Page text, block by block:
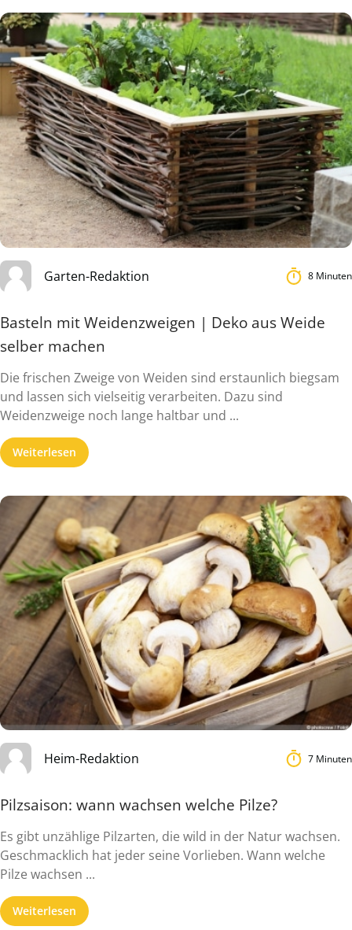
Garten-Redaktion 8 Minuten
Basteln mit Weidenzweigen | Deko aus Weide
selber machen
Die frischen Zweige von Weiden sind erstaunlich biegsam
und lassen sich vielseitig verarbeiten. Dazu sind
Weidenzweige noch lange haltbar und ...
Weiterlesen
Heim-Redaktion 7 Minuten
Pilzsaison: wann wachsen welche Pilze?
Es gibt unzählige Pilzarten, die wild in der Natur wachsen.
Geschmacklich hat jeder seine Vorlieben. Wann welche
Pilze wachsen ...
Weiterlesen